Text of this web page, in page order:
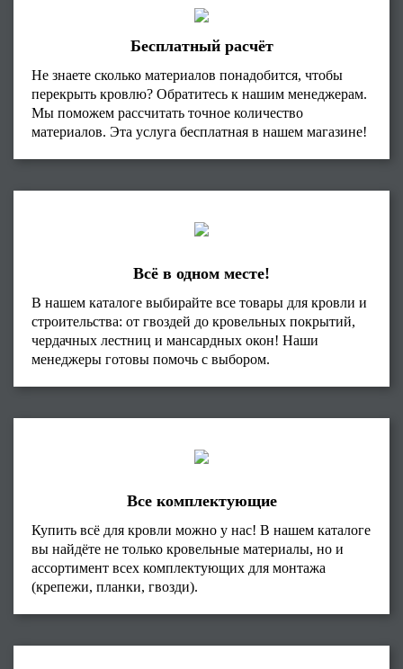
Бесплатный расчёт
Не знаете сколько материалов понадобится, чтобы
перекрыть кровлю? Обратитесь к нашим менеджерам.
Мы поможем рассчитать точное количество
материалов. Эта услуга бесплатная в нашем магазине!
Всё в одном месте!
В нашем каталоге выбирайте все товары для кровли и
строительства: от гвоздей до кровельных покрытий,
чердачных лестниц и мансардных окон! Наши
менеджеры готовы помочь с выбором.
Все комплектующие
Купить всё для кровли можно у нас! В нашем каталоге
вы найдёте не только кровельные материалы, но и
ассортимент всех комплектующих для монтажа
(крепежи, планки, гвозди).